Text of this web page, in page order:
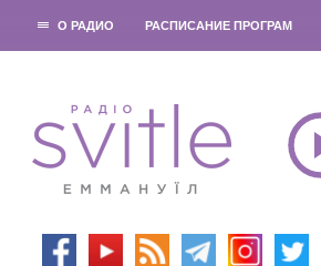
О РАДИО РАСПИСАНИЕ ПРОГРАМ